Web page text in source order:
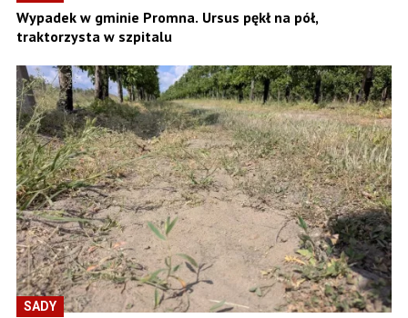
Wypadek w gminie Promna. Ursus pękł na pół,
traktorzysta w szpitalu
SADY